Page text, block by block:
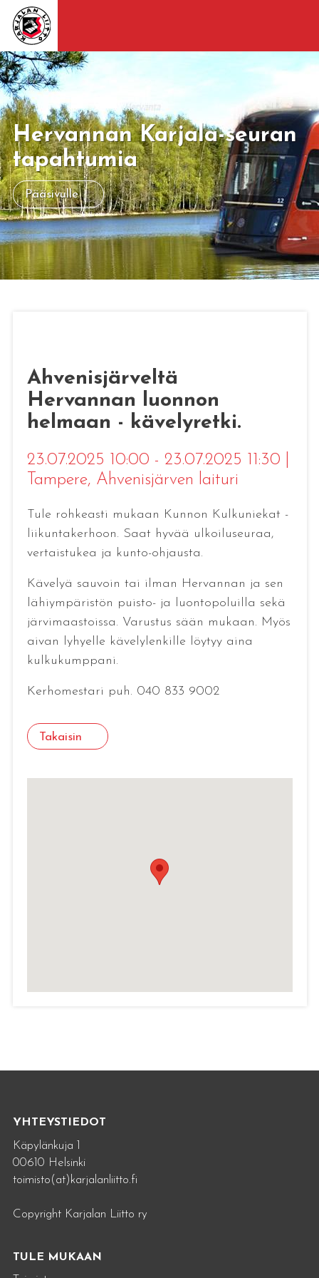
Hervannan Karjala-seuran
tapahtumia
Pääsivulle
Ahvenisjärveltä
Hervannan luonnon
helmaan - kävelyretki.
23.07.2025 10:00 - 23.07.2025 11:30
Tampere, Ahvenisjärven laituri
Tule rohkeasti mukaan Kunnon Kulkuniekat -
liikuntakerhoon. Saat hyvää ulkoiluseuraa,
vertaistukea ja kunto-ohjausta.
Kävelyä sauvoin tai ilman Hervannan ja sen
lähiympäristön puisto- ja luontopoluilla sekä
järvimaastoissa. Varustus sään mukaan. Myös
aivan lyhyelle kävelylenkille löytyy aina
kulkukumppani.
Kerhomestari puh. 040 833 9002
Takaisin
YHTEYSTIEDOT
Käpylänkuja 1
00610 Helsinki
toimisto(at)karjalanliitto.fi
Copyright Karjalan Liitto ry
TULE MUKAAN